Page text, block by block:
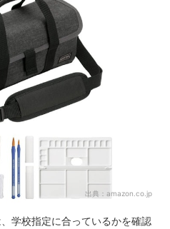
出典： amazon.co.jp
学校指定に合っているかを確認